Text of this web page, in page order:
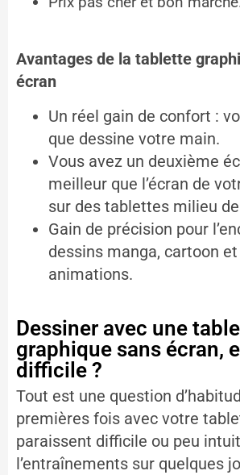
Avantages de la tablette
écran
Un réel gain de confort :
que dessine votre main.
Vous avez un deuxième
meilleur que l’écran de
sur des tablettes milieu
Gain de précision pour
dessins manga, cartoon
animations.
Dessiner avec une
graphique sans écran,
difficile ?
Tout est une question
premières fois avec votre
paraissent difficile ou peu
l’entraînements sur quelques